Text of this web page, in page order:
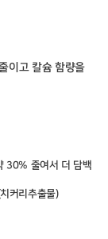
이고 칼슘 함량을
30% 줄여서 더 담백
커리추출물)